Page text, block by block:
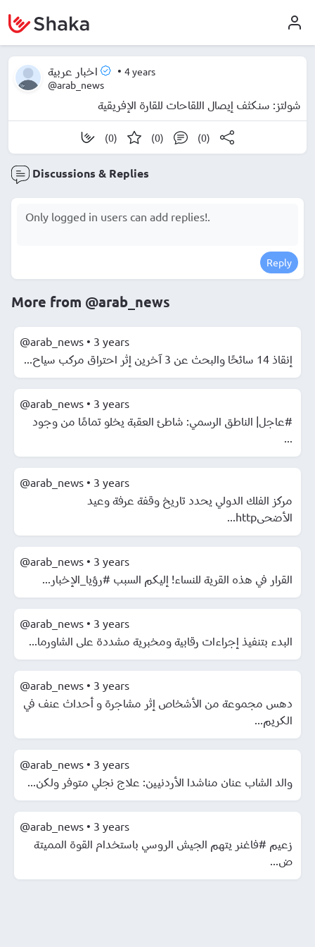
اخبار عربية • 4 years
@arab_news
شولتز: سنكثف إيصال اللقاحات للقارة الإفريقية
(0) (0) (0)
Discussions & Replies
Reply
More from @arab_news
@arab_news • 3 years
إنقاذ 14 سائحًا والبحث عن 3 آخرين إثر احتراق مركب سياح...
@arab_news • 3 years
#عاجل| الناطق الرسمي: شاطئ العقبة يخلو تمامًا من وجود
...
@arab_news • 3 years
مركز الفلك الدولي يحدد تاريخ وقفة عرفة وعيد
الأضحىhttp...
@arab_news • 3 years
القرار في هذه القرية للنساء! إليكم السبب #رؤيا_الإخبار...
@arab_news • 3 years
البدء بتنفيذ إجراءات رقابية ومخبرية مشددة على الشاورما...
@arab_news • 3 years
دهس مجموعة من الأشخاص إثر مشاجرة و أحداث عنف في
الكريم...
@arab_news • 3 years
والد الشاب عنان مناشدا الأردنيين: علاج نجلي متوفر ولكن...
@arab_news • 3 years
زعيم #فاغنر يتهم الجيش الروسي باستخدام القوة المميتة
ض...